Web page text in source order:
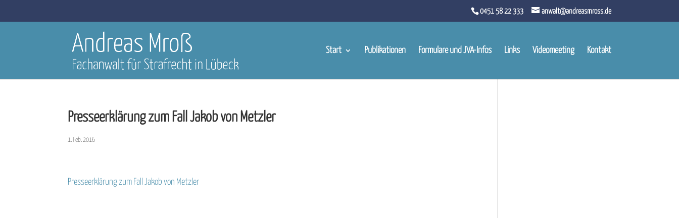
0451 58 22 333 anwalt@andreasmross.de
Start Publikationen Formulare und JVA-Infos Links Videomeeting Kontakt
Presseerklärung zum Fall Jakob von Metzler
1. Feb. 2016
Presseerklärung zum Fall Jakob von Metzler